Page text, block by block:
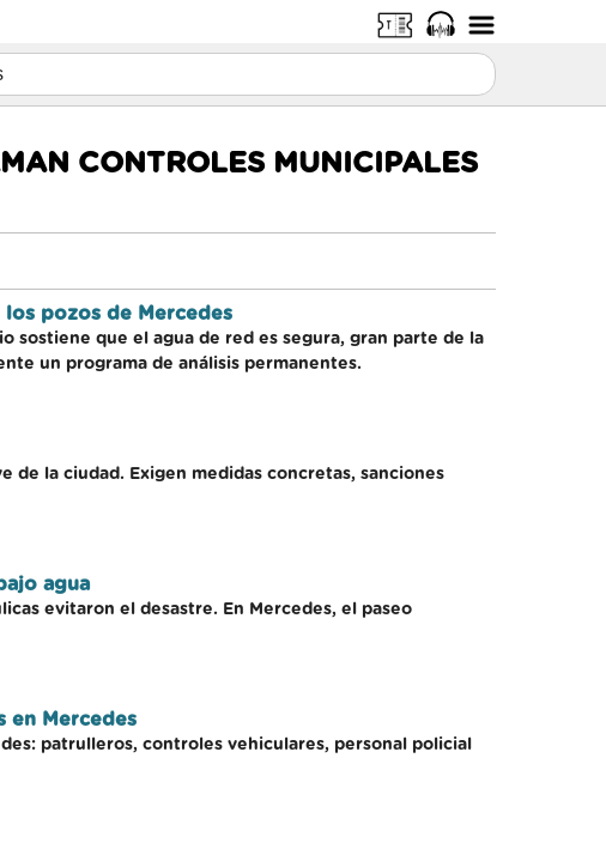
CONTROLES MUNICIPALES
pozos de Mercedes
sostiene que el agua de red es segura, gran parte de la
un programa de análisis permanentes.
de la ciudad. Exigen medidas concretas, sanciones
agua
evitaron el desastre. En Mercedes, el paseo
en Mercedes
patrulleros, controles vehiculares, personal policial